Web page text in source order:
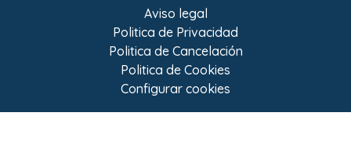
Aviso legal
Politica de Privacidad
Politica de Cancelación
Politica de Cookies
Configurar cookies